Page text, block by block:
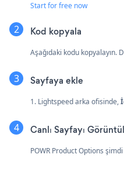
Start for free now
Kod kopyala
Aşağıdaki kodu kopyalayın.
Sayfaya ekle
1. Lightspeed arka ofisinde,
Canlı Sayfayı
POWR Product Options